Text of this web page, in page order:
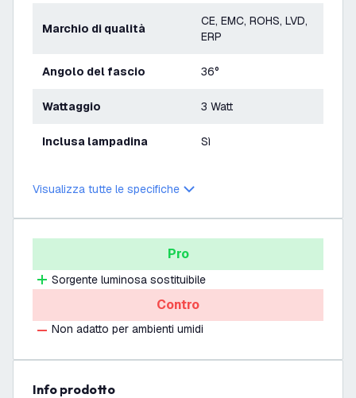
Marchio di qualità
CE, EMC, ROHS, LVD,
ERP
Angolo del fascio 36°
Wattaggio 3 Watt
Inclusa lampadina Sì
Visualizza tutte le specifiche
Pro
Sorgente luminosa sostituibile
Contro
Non adatto per ambienti umidi
info prodotto